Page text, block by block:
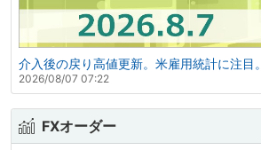
介入後の戻り高値更新。米雇用統計に注目。
2026/08/07 07:22
FXオーダー